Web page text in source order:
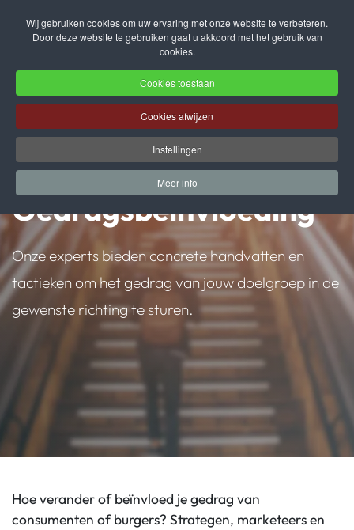
Wij gebruiken cookies om uw ervaring met onze website te verbeteren.
Door deze website te gebruiken gaat u akkoord met het gebruik van
cookies.
Cookies toestaan
Cookies afwijzen
Instellingen
Meer info
Terug naar hoofdinhoud
Gedragsbeïnvloeding
Onze experts bieden concrete handvatten en
tactieken om het gedrag van jouw doelgroep in de
gewenste richting te sturen.
Hoe verander of beïnvloed je gedrag van
consumenten of burgers? Strategen, marketeers en